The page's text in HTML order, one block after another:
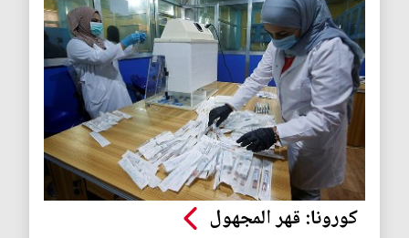
كورونا: قهر المجهول